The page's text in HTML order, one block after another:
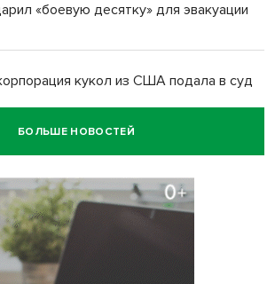
«боевую десятку» для эвакуации
кукол из США подала в суд
объявил бесплатную
прооперировали 25 тысяч
БОЛЬШЕ НОВОСТЕЙ